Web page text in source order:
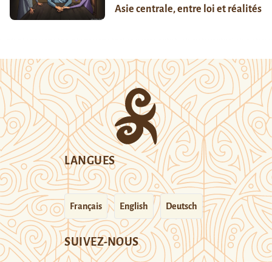
Asie centrale, entre loi et réalités
LANGUES
Français English Deutsch
SUIVEZ-NOUS